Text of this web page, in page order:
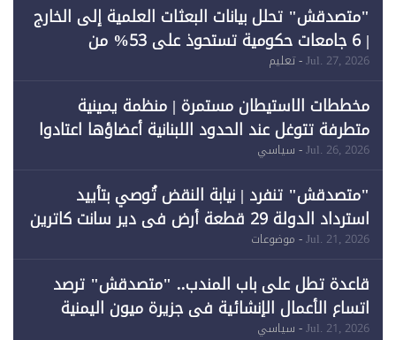
"متصدقش" تحلل بيانات البعثات العلمية إلى الخارج
| 6 جامعات حكومية تستحوذ على 53% من
Jul. 27, 2026- تعليم
مخططات الاستيطان مستمرة | منظمة يمينية
متطرفة تتوغل عند الحدود اللبنانية أعضاؤها اعتادوا
خرق الحدود
Jul. 26, 2026- سياسي
"متصدقش" تنفرد | نيابة النقض تُوصي بتأييد
استرداد الدولة 29 قطعة أرض في دير سانت كاترين
وقبول طعن الحكومة جزئيًا (1)
Jul. 21, 2026- موضوعات
قاعدة تطل على باب المندب.. "متصدقش" ترصد
اتساع الأعمال الإنشائية في جزيرة ميون اليمنية
Jul. 21, 2026- سياسي